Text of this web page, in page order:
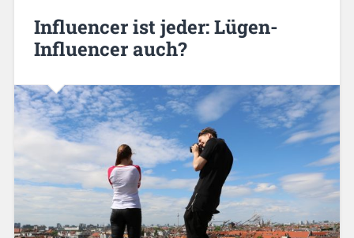
Influencer ist jeder: Lügen-
Influencer auch?